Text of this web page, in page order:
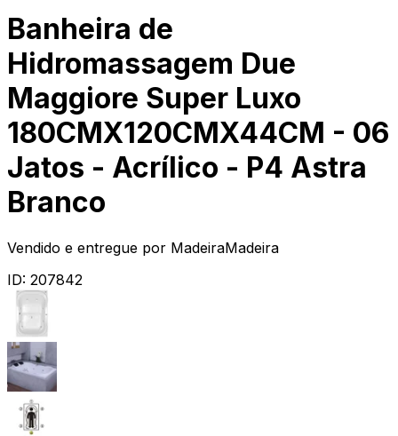
Banheira de
Hidromassagem Due
Maggiore Super Luxo
180CMX120CMX44CM - 06
Jatos - Acrílico - P4 Astra
Branco
Vendido e entregue por MadeiraMadeira
ID: 207842